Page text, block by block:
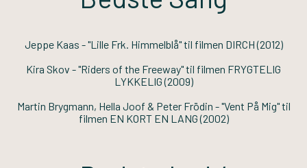
Jeppe Kaas - "Lille Frk. Himmelblå" til filmen DIRCH(2012)
Kira Skov - "Riders of the Freeway" til filmen FRYGTELIG
LYKKELIG(2009)
Martin Brygmann, Hella Joof & Peter Frödin - "Vent På Mig" til
filmen EN KORT EN LANG(2002)